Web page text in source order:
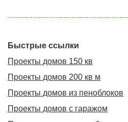
Быстрые ссылки
Проекты домов 150 кв
Проекты домов 200 кв м
Проекты домов из пеноблоков
Проекты домов с гаражом